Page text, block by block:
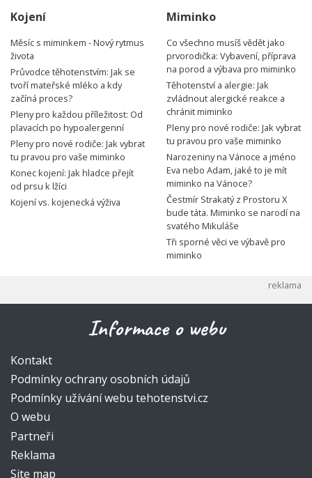
Kojení
Měsíc s miminkem - Nový rytmus
života
Průvodce těhotenstvím: Jak se
tvoří mateřské mléko a kdy
začíná proces?
Pleny pro každou příležitost: Od
plavacích po hypoalergenní
Pleny pro nové rodiče: Jak vybrat
tu pravou pro vaše miminko
Konec kojení: Jak hladce přejít
od prsu k lžíci
Kojení vs. kojenecká výživa
Miminko
Co všechno musíš vědět jako
prvorodička: Vybavení, příprava
na porod a výbava pro miminko
Těhotenství a alergie: Jak
zvládnout alergické reakce a
chránit miminko
Pleny pro nové rodiče: Jak vybrat
tu pravou pro vaše miminko
Narozeniny na Vánoce a jméno
Eva nebo Adam, jaké to je mít
miminko na Vánoce?
Čestmír Strakatý z Prostoru X
bude táta. Miminko se narodí na
svatého Mikuláše
Tři sporné věci ve výbavě pro
miminko
Informace o webu
Kontakt
Podmínky ochrany osobních údajů
Podmínky užívání webu tehotenstvi.cz
O webu
Partneři
Reklama
Site map